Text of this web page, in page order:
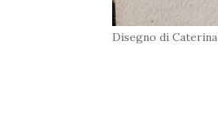
Disegno di Caterina